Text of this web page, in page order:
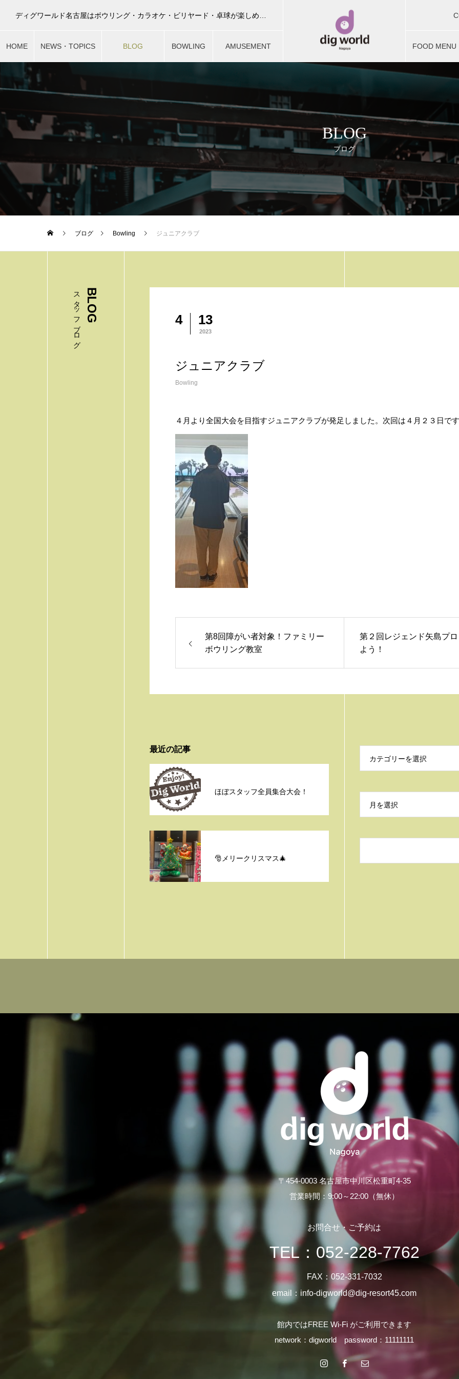
HOME
NEWS・TOPICS
BLOG
BOWLING
AMUSEMENT
FOOD MENU
BLOG
ブログ
ブログ Bowling ジュニアクラブ
BLOG
スタッフブログ 4 13
2023
ジュニアクラブ
Bowling
４月より全国大会を目指すジュニアクラブが発足しました。次回は４月２３日で
第8回障がい者対象！ファミリー
ボウリング教室
第２回レジェンド矢島プ
よう！
最近の記事
ほぼスタッフ全員集合大会！
🎅メリークリスマス🎄
カテゴリーを選択
月を選択
〒454-0003 名古屋市中川区松重町4-35
営業時間：9:00～22:00（無休）
お問合せ・ご予約は
TEL： 052-228-7762
FAX：052-331-7032
email：info-digworld@dig-resort45.com
館内ではFREE Wi-Fi がご利用できます
network：digworld password：11111111